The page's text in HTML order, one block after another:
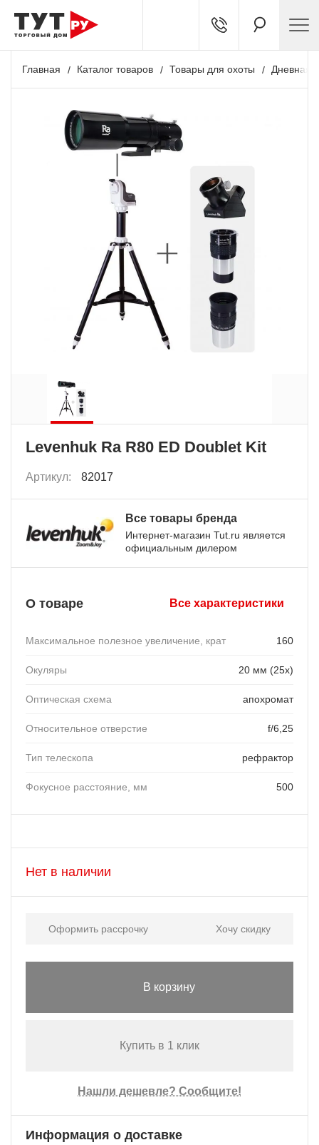
Главная Каталог товаров Товары для охоты Дневная
Levenhuk Ra R80 ED Doublet Kit
Артикул: 82017
Все товары бренда
Интернет-магазин Tut.ru является
официальным дилером
О товаре Все характеристики
Максимальное полезное увеличение, крат 160
Окуляры 20 мм (25х)
Оптическая схема апохромат
Относительное отверстие f/6,25
Тип телескопа рефрактор
Фокусное расстояние, мм 500
Нет в наличии
Оформить рассрочку Хочу скидку
В корзину
Купить в 1 клик
Нашли дешевле? Сообщите!
Информация о доставке